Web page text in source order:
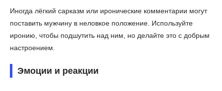
Иногда лёгкий сарказм или иронические комментарии могут
поставить мужчину в неловкое положение. Используйте
иронию, чтобы подшутить над ним, но делайте это с добрым
настроением.
Эмоции и реакции